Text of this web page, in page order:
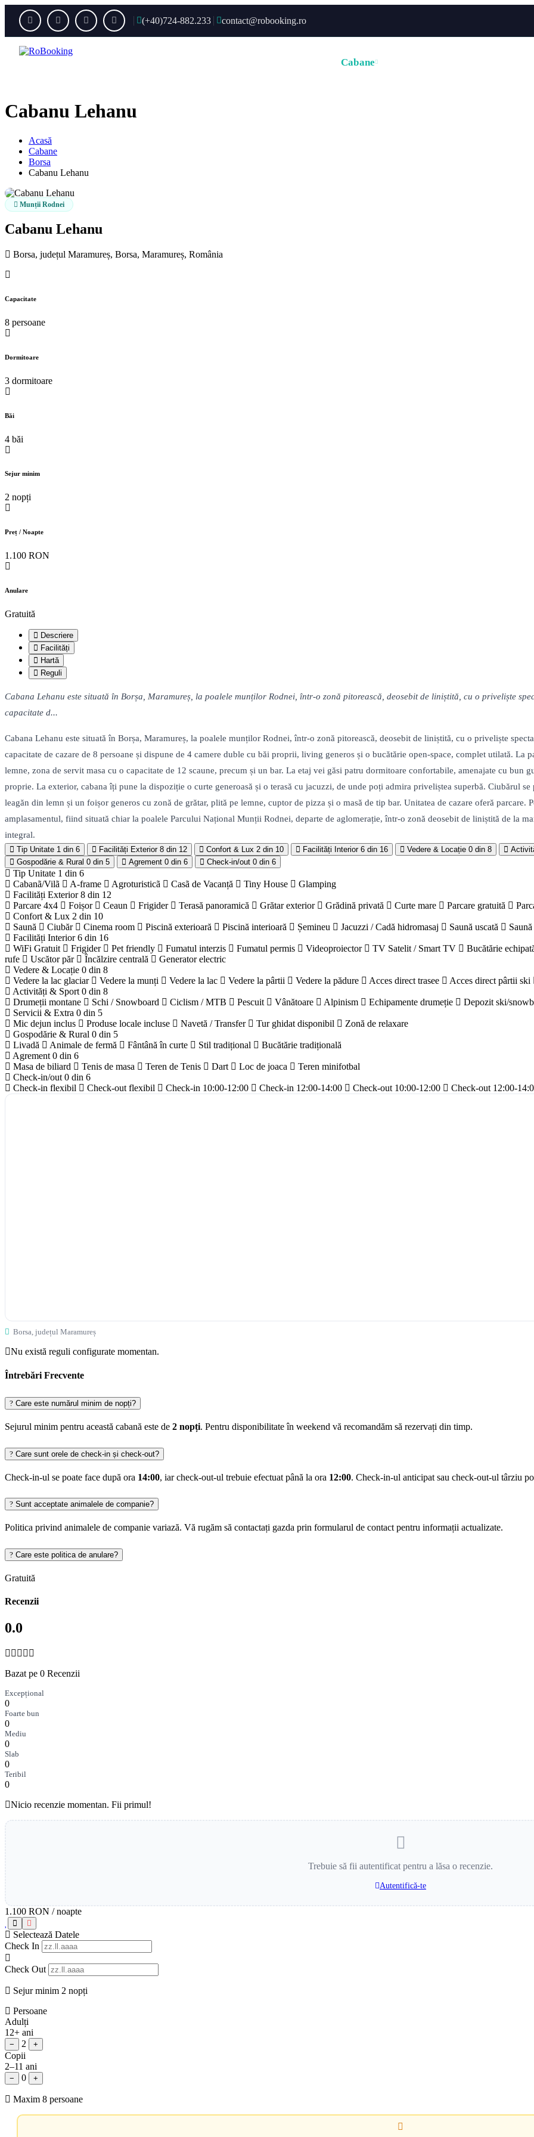
(+40)724-882.233 contact@robooking.ro
Cabane
Cabanu Lehanu
Acasă
Cabane
Borsa
Cabanu Lehanu
Munții Rodnei
Cabanu Lehanu
Borsa, județul Maramureș, Borsa, Maramureș, România
Capacitate
8 persoane
Dormitoare
3 dormitoare
Băi
4 băi
Sejur minim
2 nopți
Preț / Noapte
1.100 RON
Anulare
Gratuită
Descriere
Facilități
Hartă
Reguli
Cabana Lehanu este situată în Borșa, Maramureș, la poalele munților Rodnei, într-o zonă pitorească, deosebit de liniștită, cu o priveliște
capacitate d...
Cabana Lehanu este situată în Borșa, Maramureș, la poalele munților Rodnei, într-o zonă pitorească, deosebit de liniștită, cu o priveliște
capacitate de cazare de 8 persoane și dispune de 4 camere duble cu băi proprii, living generos și o bucătărie open-space, complet utilată. La
lemne, zona de servit masa cu o capacitate de 12 scaune, precum și un bar. La etaj vei găsi patru dormitoare confortabile, amenajate cu bun
proprie. La exterior, cabana îți pune la dispoziție o curte generoasă și o terasă cu jacuzzi, de unde poți admira priveliștea superbă. Ciubărul
leagăn din lemn și un foișor generos cu zonă de grătar, plită pe lemne, cuptor de pizza și o masă de tip bar. Unitatea de cazare oferă parcare.
amplasamentul, fiind situată chiar la poalele Parcului Național Munții Rodnei, departe de aglomerație, într-o zonă deosebit de liniștită de la
integral.
Tip Unitate 1 din 6 Facilități Exterior 8 din 12 Confort & Lux 2 din 10 Facilități Interior 6 din 16 Vedere & Locație 0 din 8
Gospodărie & Rural 0 din 5 Agrement 0 din 6 Check-in/out 0 din 6
Tip Unitate 1 din 6
Cabanã/Vilã
A-frame Agroturisticã Casã de Vacanță Tiny House
Glamping
Facilități Exterior8 din 12
Parcare 4x4
Foișor Ceaun Frigider Terasă panoramică Grătar exterior Grădină privată Curte mare Parcare gratuită
Confort & Lux 2 din 10
Saună
Ciubăr Cinema room Piscină exterioară Piscină interioară Șemineu Jacuzzi / Cadă hidromasaj Saună uscată
Facilități Interior6 din 16
WiFi Gratuit
Frigider Pet friendly Fumatul interzis Fumatul permis Videoproiector TV Satelit / Smart TV
Bucătărie
rufe
Uscător păr Încălzire centrală
Generator electric
Vedere & Locație 0 din 8
Vedere la lac glaciar
Vedere la munți Vedere la lac Vedere la pârtii Vedere la pădure Acces direct trasee
Acces direct pârtii ski
Activități & Sport 0 din 8
Drumeții montane
Schi / Snowboard Ciclism / MTB Pescuit Vânătoare Alpinism Echipamente drumeție
Depozit ski/
Servicii & Extra 0 din 5
Mic dejun inclus
Produse locale incluse Navetă / Transfer Tur ghidat disponibil
Zonă de relaxare
Gospodărie & Rural 0 din 5
Livadă
Animale de fermă Fântână în curte Stil tradițional
Bucătărie tradițională
Agrement 0 din 6
Masa de biliard
Tenis de masa Teren de Tenis Dart Loc de joaca
Teren minifotbal
Check-in/out 0 din 6
Check-in flexibil
Check-out flexibil Check-in 10:00-12:00 Check-in 12:00-14:00 Check-out 10:00-12:00 Check-out 12:00-
Borsa, județul Maramureș
Nu există reguli configurate momentan.
Întrebări Frecvente
Care este numărul minim de nopți?
Sejurul minim pentru această cabană este de 2 nopți. Pentru disponibilitate în weekend vă recomandăm să rezervați din timp.
Care sunt orele de check-in și check-out?
Check-in-ul se poate face după ora 14:00, iar check-out-ul trebuie efectuat până la ora 12:00. Check-in-ul anticipat sau check-out-ul târziu
Sunt acceptate animalele de companie?
Politica privind animalele de companie variază. Vă rugăm să contactați gazda prin formularul de contact pentru informații actualizate.
Care este politica de anulare?
Gratuită
Recenzii
0.0
Bazat pe 0 Recenzii
Excepțional
0
Foarte bun
0
Mediu
0
Slab
0
Teribil
0
Nicio recenzie momentan. Fii primul!
Trebuie să fii autentificat pentru a lăsa o recenzie.
Autentifică-te
1.100 RON / noapte
Selectează Datele
Check In
Check Out
Sejur minim 2 nopți
Persoane
Adulți
12+ ani
− 2 +
Copii
2–11 ani
− 0 +
Maxim 8 persoane